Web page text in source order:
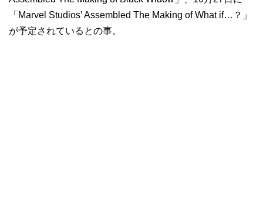
「Marvel Studios’ Assembled The Making of What if…？」
が予定されているとの事。